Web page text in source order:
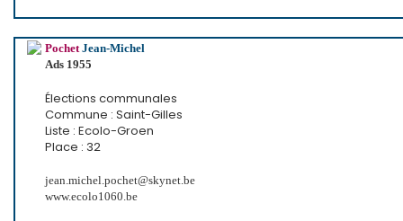
Pochet Jean-Michel
Ads 1955
Élections communales
Commune : Saint-Gilles
Liste : Ecolo-Groen
Place : 32
jean.michel.pochet@skynet.be
www.ecolo1060.be